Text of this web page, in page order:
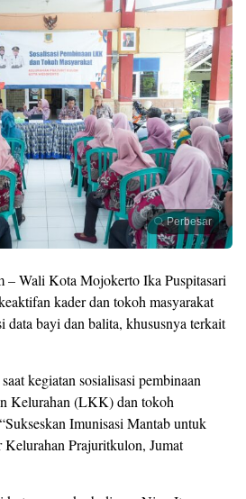
Perbesar
– Wali Kota Mojokerto Ika Puspitasari
kader dan tokoh masyarakat
data bayi dan balita, khususnya terkait
kegiatan sosialisasi pembinaan
Kelurahan (LKK) dan tokoh
Imunisasi Mantab untuk
Prajuritkulon, Jumat